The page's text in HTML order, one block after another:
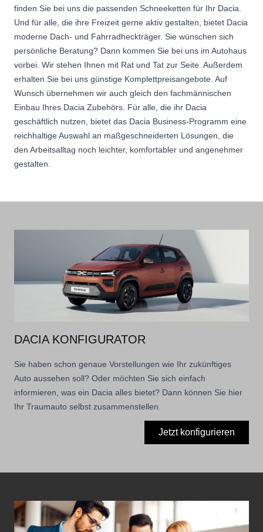
finden Sie bei uns die passenden Schneeketten für Ihr Dacia.
Und für alle, die ihre Freizeit gerne aktiv gestalten, bietet Dacia
moderne Dach- und Fahrradheckträger. Sie wünschen sich
persönliche Beratung? Dann kommen Sie bei uns im Autohaus
vorbei. Wir stehen Ihnen mit Rat und Tat zur Seite. Außerdem
erhalten Sie bei uns günstige Komplettpreisangebote. Auf
Wunsch übernehmen wir auch gleich den fachmännischen
Einbau Ihres Dacia Zubehörs. Für alle, die ihr Dacia
geschäftlich nutzen, bietet das Dacia Business-Programm eine
reichhaltige Auswahl an maßgeschneiderten Lösungen, die
den Arbeitsalltag noch leichter, komfortabler und angenehmer
gestalten.
DACIA KONFIGURATOR
Sie haben schon genaue Vorstellungen wie Ihr zukünftiges
Auto aussehen soll? Oder möchten Sie sich einfach
informieren, was ein Dacia alles bietet? Dann können Sie hier
Ihr Traumauto selbst zusammenstellen.
Jetzt konfigurieren